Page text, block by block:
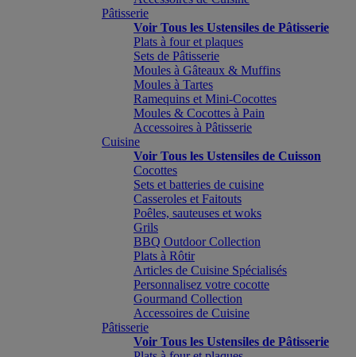
Pâtisserie
Voir Tous les Ustensiles de Pâtisserie
Plats à four et plaques
Sets de Pâtisserie
Moules à Gâteaux & Muffins
Moules à Tartes
Ramequins et Mini-Cocottes
Moules & Cocottes à Pain
Accessoires à Pâtisserie
Cuisine
Voir Tous les Ustensiles de Cuisson
Cocottes
Sets et batteries de cuisine
Casseroles et Faitouts
Poêles, sauteuses et woks
Grils
BBQ Outdoor Collection
Plats à Rôtir
Articles de Cuisine Spécialisés
Personnalisez votre cocotte
Gourmand Collection
Accessoires de Cuisine
Pâtisserie
Voir Tous les Ustensiles de Pâtisserie